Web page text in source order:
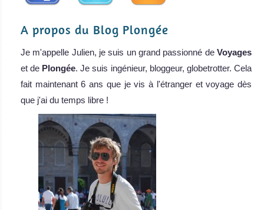
A propos du Blog Plongée
Je m'appelle Julien, je suis un grand passionné de Voyages
et de Plongée. Je suis ingénieur, bloggeur, globetrotter. Cela
fait maintenant 6 ans que je vis à l'étranger et voyage dès
que j'ai du temps libre !